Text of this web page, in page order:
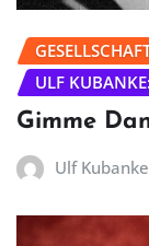
ULF
Gimme
Ulf Kubanke